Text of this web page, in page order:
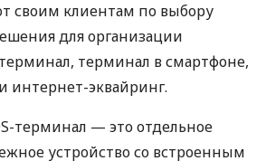
своим клиентам по выбору
для организации
терминал в смартфоне,
интернет-эквайринг.
терминал — это отдельное
устройство со встроенным